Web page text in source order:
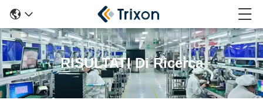
RISULTATI Di Ricerca